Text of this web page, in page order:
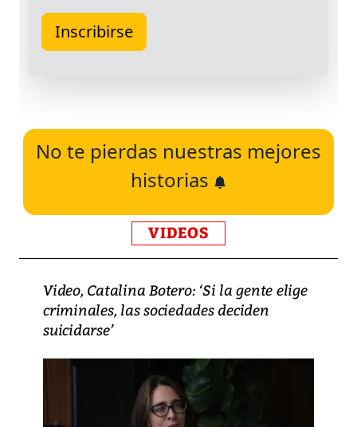
No te pierdas nuestras mejores
historias
VIDEOS
Video, Catalina Botero: ‘Si la gente elige
criminales, las sociedades deciden
suicidarse’